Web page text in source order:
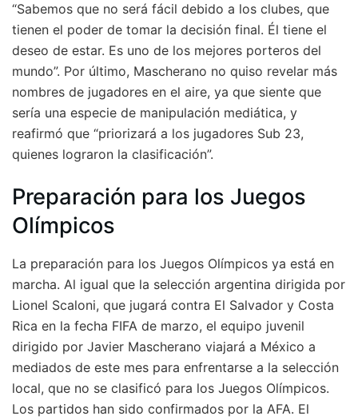
“Sabemos que no será fácil debido a los clubes, que
tienen el poder de tomar la decisión final. Él tiene el
deseo de estar. Es uno de los mejores porteros del
mundo”. Por último, Mascherano no quiso revelar más
nombres de jugadores en el aire, ya que siente que
sería una especie de manipulación mediática, y
reafirmó que “priorizará a los jugadores Sub 23,
quienes lograron la clasificación”.
Preparación para los Juegos
Olímpicos
La preparación para los Juegos Olímpicos ya está en
marcha. Al igual que la selección argentina dirigida por
Lionel Scaloni, que jugará contra El Salvador y Costa
Rica en la fecha FIFA de marzo, el equipo juvenil
dirigido por Javier Mascherano viajará a México a
mediados de este mes para enfrentarse a la selección
local, que no se clasificó para los Juegos Olímpicos.
Los partidos han sido confirmados por la AFA. El